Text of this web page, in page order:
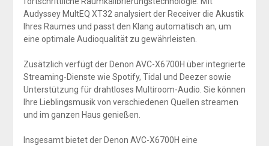
Audyssey MultEQ XT32 analysiert der Receiver die Akustik
Ihres Raumes und passt den Klang automatisch an, um
eine optimale Audioqualität zu gewährleisten.
Zusätzlich verfügt der Denon AVC-X6700H über integrierte
Streaming-Dienste wie Spotify, Tidal und Deezer sowie
Unterstützung für drahtloses Multiroom-Audio. Sie können
Ihre Lieblingsmusik von verschiedenen Quellen streamen
und im ganzen Haus genießen.
Insgesamt bietet der Denon AVC-X6700H eine